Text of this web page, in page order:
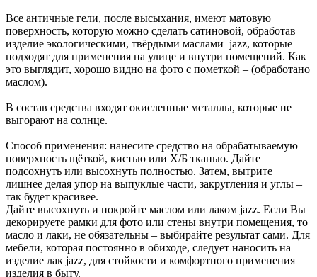
Все античные гели, после высыхания, имеют матовую
поверхность, которую можно сделать сатиновой, обработав
изделие экологическими, твёрдыми маслами jazz, которые
подходят для применения на улице и внутри помещений. Как
это выглядит, хорошо видно на фото с пометкой – (обработано
маслом).
В состав средства входят окисленные металлы, которые не
выгорают на солнце.
Способ применения: нанесите средство на обрабатываемую
поверхность щёткой, кистью или Х/Б тканью. Дайте
подсохнуть или высохнуть полностью. Затем, вытрите
лишнее делая упор на выпуклые части, закругления и углы –
так будет красивее.
Дайте высохнуть и покройте маслом или лаком jazz. Если Вы
декорируете рамки для фото или стены внутри помещения, то
масло и лаки, не обязательны – выбирайте результат сами. Для
мебели, которая постоянно в обиходе, следует наносить на
изделие лак jazz, для стойкости и комфортного применения
изделия в быту.